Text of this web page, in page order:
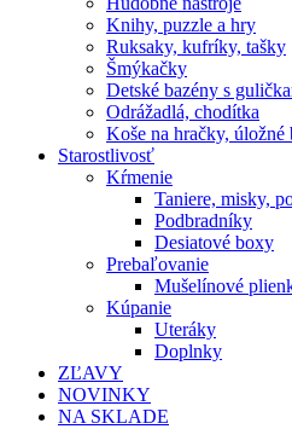
Knihy, puzzle a hry
Ruksaky, kufríky, tašky
Šmýkačky
Detské bazény s
Odrážadlá, chodítka
Koše na hračky, úložné
Starostlivosť
Kŕmenie
Taniere, misky,
Podbradníky
Desiatové boxy
Prebaľovanie
Mušelínové
Kúpanie
Uteráky
Doplnky
ZĽAVY
NOVINKY
NA SKLADE